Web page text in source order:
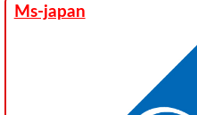
Ms-japan